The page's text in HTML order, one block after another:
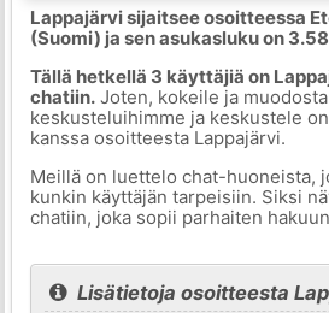
Lappajärvi sijaitsee osoitteessa
(Suomi) ja sen asukasluku on
Tällä hetkellä 3 käyttäjiä on
chatiin.Joten, kokeile ja
keskusteluihimme ja keskustele
kanssa osoitteesta Lappajärvi.
Meillä on luettelo chat-huoneista,
kunkin käyttäjän tarpeisiin. Siksi
chatiin, joka sopii parhaiten
Lisätietoja osoitteesta